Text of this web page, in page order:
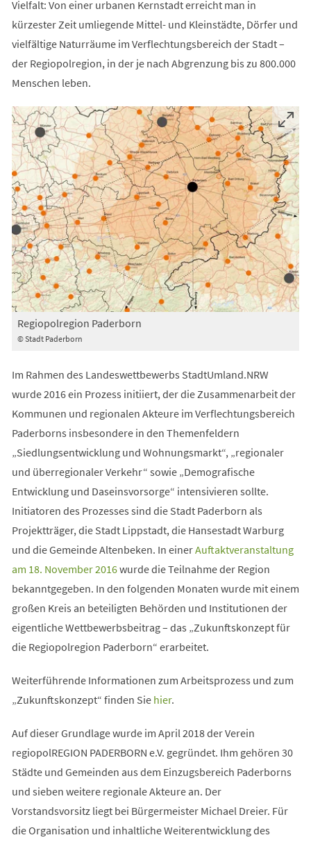
Vielfalt: Von einer urbanen Kernstadt erreicht man in
kürzester Zeit umliegende Mittel- und Kleinstädte, Dörfer und
vielfältige Naturräume im Verflechtungsbereich der Stadt –
der Regiopolregion, in der je nach Abgrenzung bis zu 800.000
Menschen leben.
© Stadt Paderborn
Regiopolregion Paderborn
Im Rahmen des Landeswettbewerbs StadtUmland.NRW
wurde 2016 ein Prozess initiiert, der die Zusammenarbeit der
Kommunen und regionalen Akteure im Verflechtungsbereich
Paderborns insbesondere in den Themenfeldern
„Siedlungsentwicklung und Wohnungsmarkt“, „regionaler
und überregionaler Verkehr“ sowie „Demografische
Entwicklung und Daseinsvorsorge“ intensivieren sollte.
Initiatoren des Prozesses sind die Stadt Paderborn als
Projektträger, die Stadt Lippstadt, die Hansestadt Warburg
und die Gemeinde Altenbeken. In einerAuftaktveranstaltung
am 18. November 2016wurde die Teilnahme der Region
bekanntgegeben. In den folgenden Monaten wurde mit einem
großen Kreis an beteiligten Behörden und Institutionen der
eigentliche Wettbewerbsbeitrag – das „Zukunftskonzept für
die Regiopolregion Paderborn“ erarbeitet.
Weiterführende Informationen zum Arbeitsprozess und zum
„Zukunftskonzept“ finden Sie hier.
Auf dieser Grundlage wurde im April 2018 der Verein
regiopolREGION PADERBORN e.V. gegründet. Ihm gehören 30
Städte und Gemeinden aus dem Einzugsbereich Paderborns
und sieben weitere regionale Akteure an. Der
Vorstandsvorsitz liegt bei Bürgermeister Michael Dreier. Für
die Organisation und inhaltliche Weiterentwicklung des